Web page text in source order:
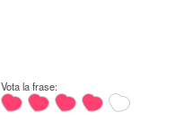
Vota la frase: